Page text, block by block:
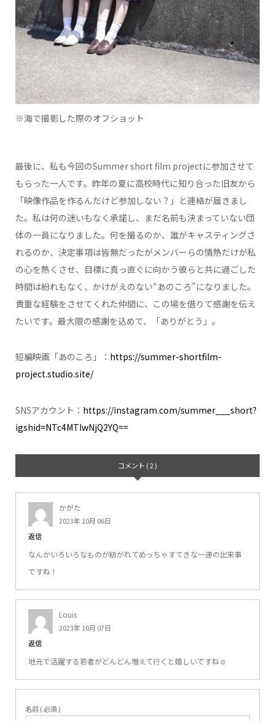
※海で撮影した際のオフショット
最後に、私も今回のSummer short film projectに参加させて
もらった一人です。昨年の夏に高校時代に知り合った旧友から
「映像作品を作るんだけど参加しない？」と連絡が届きまし
た。私は何の迷いもなく承諾し、まだ名前も決まっていない団
体の一員になりました。何を撮るのか、誰がキャスティングさ
れるのか、決定事項は皆無だったがメンバーらの情熱だけが私
の心を熱くさせ、目標に真っ直ぐに向かう彼らと共に過ごした
時間は紛れもなく、かけがえのない“あのころ”になりました。
貴重な経験をさせてくれた仲間に、この場を借りて感謝を伝え
たいです。最大限の感謝を込めて、「ありがとう」。
短編映画「あのころ」： https://summer-shortfilm-
project.studio.site/
SNSアカウント： https://instagram.com/summer___short?
igshid=NTc4MTIwNjQ2YQ==
コメント ( 2 )
かがた
2023年 10月 06日
返信
なんかいろいろなものが紡がれてめっちゃすてきな一連の出来事
ですね！
Louis
2023年 10月 07日
返信
地元で活躍する若者がどんどん増えて行くと嬉しいですね☺️
名前 ( 必須 )